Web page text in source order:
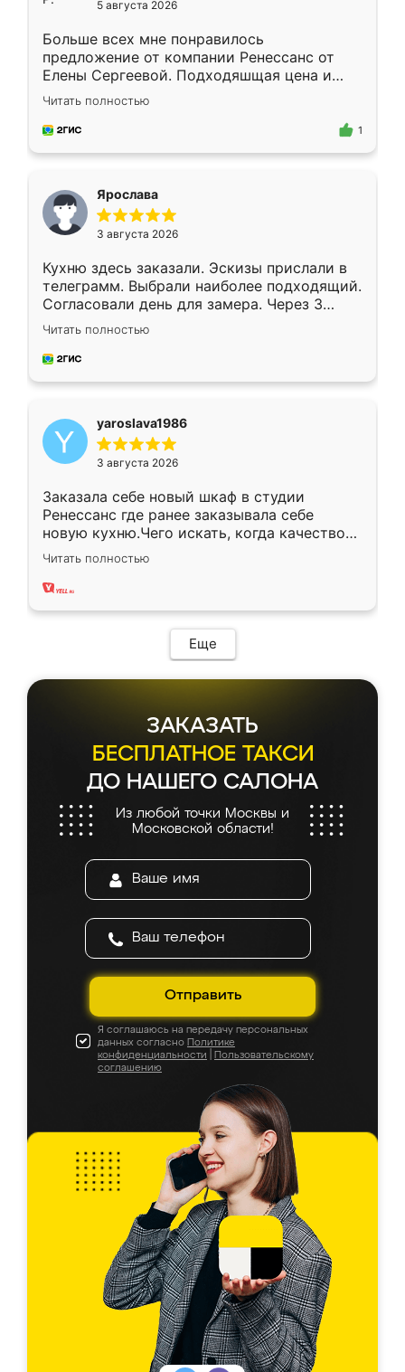
5 августа 2026
Больше всех мне понравилось
предложение от компании Ренессанс от
Елены Сергеевой. Подходяшщая цена и
короткие сроки изготовления. Приехавший
для замера сотрудник Владислав
предложил по моему эскизу самый
Читать полностью
1
Ярослава
3 августа 2026
Кухню здесь заказали. Эскизы прислали в
телеграмм. Выбрали наиболее подходящий.
Согласовали день для замера. Через 3
недели кухня была уже готова. Остались
довольны работой. Спасибо Ренессанс
мебель за качественную работу!
Читать полностью
yaroslava1986
3 августа 2026
Заказала себе новый шкаф в студии
Ренессанс где ранее заказывала себе
новую кухню.Чего искать, когда качеством
вполне довольна. Служит кухня уже почти
два года, нареканий нет.
Читать полностью
Еще
ЗАКАЗАТЬ
БЕСПЛАТНОЕ ТАКСИ
ДО НАШЕГО САЛОНА
Из любой точки Москвы и
Московской области!
Отправить
Я соглашаюсь на передачу персональных
данных согласно Политике
конфиденциальности
Пользовательскому
соглашению